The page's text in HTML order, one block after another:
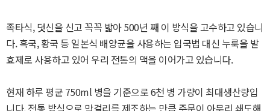
족타식, 덧신을 신고 꼭꼭 밟아 500년 째 이 방식을 고수하고 있습니
다. 흑국, 황국 등 일본식 배양균을 사용하는 입국법 대신 누룩을 발
효제로 사용하고 있어 우리 전통의 맥을 이어가고 있습니다.
현재 하루 평균 750ml 병을 기준으로 6천 병 가량이 최대생산량입
니다. 전통 방식으로 막걸리를 제조하는 만큼 주문이 아무리 쇄도해